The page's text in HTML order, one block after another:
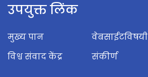
उपयुक्त लिंक
मुख्य पान
विश्व संवाद केंद्र
वेबसाईटविषयी
संकीर्ण